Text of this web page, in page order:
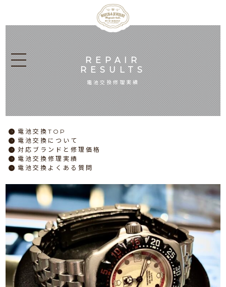
REPAIR
RESULTS
電池交換修理実績
電池交換TOP
電池交換 について
対応ブランドと修理価格
電池交換修理実績
電池交換 よくある質問